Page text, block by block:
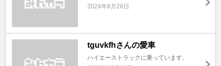
2024年8月26日
tguvkfhさんの愛車
ハイエーストラックに乗っています。